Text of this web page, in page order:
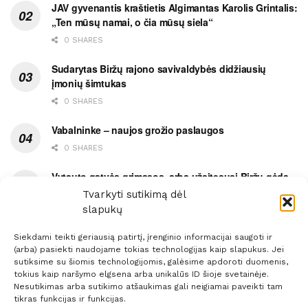
Tvarkyti sutikimą dėl
slapukų
Siekdami teikti geriausią patirtį, įrenginio informacijai saugoti ir
(arba) pasiekti naudojame tokias technologijas kaip slapukus. Jei
sutiksime su šiomis technologijomis, galėsime apdoroti duomenis,
tokius kaip naršymo elgsena arba unikalūs ID šioje svetainėje.
Nesutikimas arba sutikimo atšaukimas gali neigiamai paveikti tam
tikras funkcijas ir funkcijas.
JAV gyvenantis kraštietis Algimantas Karolis Grintalis:
„Ten mūsų namai, o čia mūsų siela“
0 SHARES
Sudarytas Biržų rajono savivaldybės didžiausių
įmonių šimtukas
0 SHARES
Vabalninke – naujos grožio paslaugos
0 SHARES
Vytauto gatvės grimasos, arba užsitęsusi Biržų gėda
0 SHARES
Prenumerata Reklama Taisyklės Kontaktai